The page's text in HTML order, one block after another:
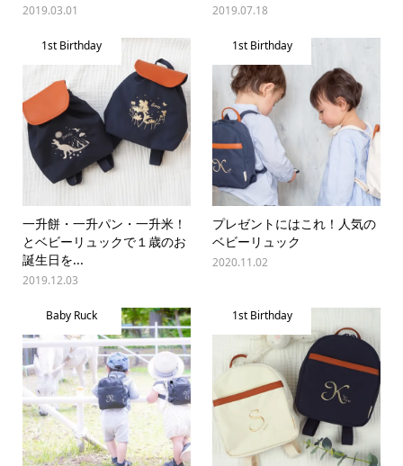
2019.03.01 2019.07.18
1st Birthday
一升餅・一升パン・一升米！
とベビーリュックで１歳のお
誕生日を...
2019.12.03
1st Birthday
プレゼントにはこれ！人気の
ベビーリュック
2020.11.02
Baby Ruck 1st Birthday